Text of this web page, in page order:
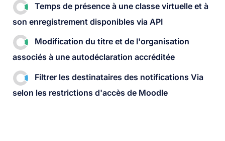
Temps de présence à une classe virtuelle et à
son enregistrement disponibles via API
Modification du titre et de l'organisation
associés à une autodéclaration accréditée ​
Filtrer les destinataires des notifications Via
selon les restrictions d'accès de Moodle​